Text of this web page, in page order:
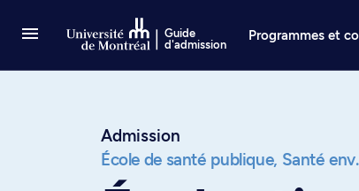
Guide
d'admission
Programmes et
Admission
École de santé publique, Santé